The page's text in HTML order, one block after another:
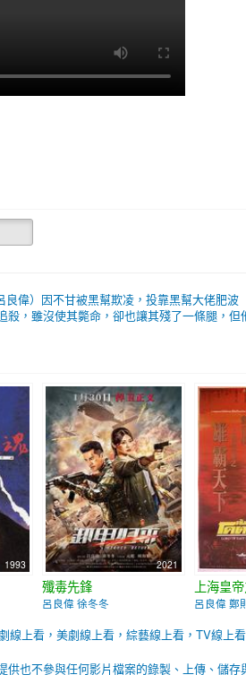
偉）因不甘被黑幫欺凌，投靠黑幫大佬肥
，雖沒使其斃命，卻也讓其殘了一條腿，
1993 2021
殲毒先鋒
呂良偉 徐冬冬
上海皇
呂良偉 鄭
線上看，美劇線上看，綜藝線上看，TV線上看
也不參與任何影片檔案的錄製、上傳、儲存